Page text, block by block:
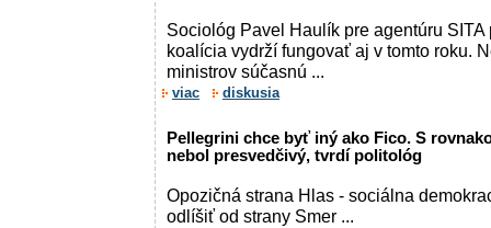
Sociológ Pavel Haulík pre agentúru
koalícia vydrží fungovať aj v tomto roku.
ministrov súčasnú ...
viac diskusia
Pellegrini chce byť iný ako Fico. S
nebol presvedčivý, tvrdí politológ
Opozičná strana Hlas - sociálna
odlíšiť od strany Smer ...